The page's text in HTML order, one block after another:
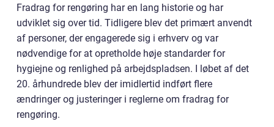
Fradrag for rengøring har en lang historie og har
udviklet sig over tid. Tidligere blev det primært anvendt
af personer, der engagerede sig i erhverv og var
nødvendige for at opretholde høje standarder for
hygiejne og renlighed på arbejdspladsen. I løbet af det
20. århundrede blev der imidlertid indført flere
ændringer og justeringer i reglerne om fradrag for
rengøring.